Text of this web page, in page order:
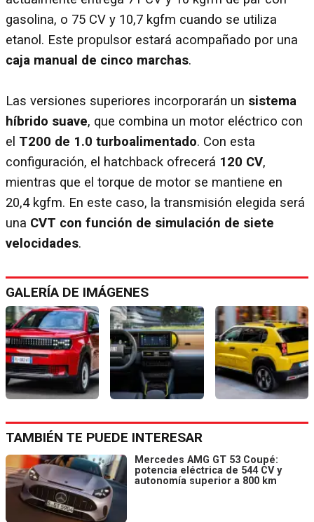
gasolina, o 75 CV y 10,7 kgfm cuando se utiliza
etanol. Este propulsor estará acompañado por una
caja manual de cinco marchas.
Las versiones superiores incorporarán un sistema
híbrido suave, que combina un motor eléctrico con
el T200 de 1.0 turboalimentado. Con esta
configuración, el hatchback ofrecerá 120 CV,
mientras que el torque de motor se mantiene en
20,4 kgfm. En este caso, la transmisión elegida será
una CVT con función de simulación de siete
velocidades.
GALERÍA DE IMÁGENES
TAMBIÉN TE PUEDE INTERESAR
Mercedes AMG GT 53 Coupé:
potencia eléctrica de 544 CV y
autonomía superior a 800 km